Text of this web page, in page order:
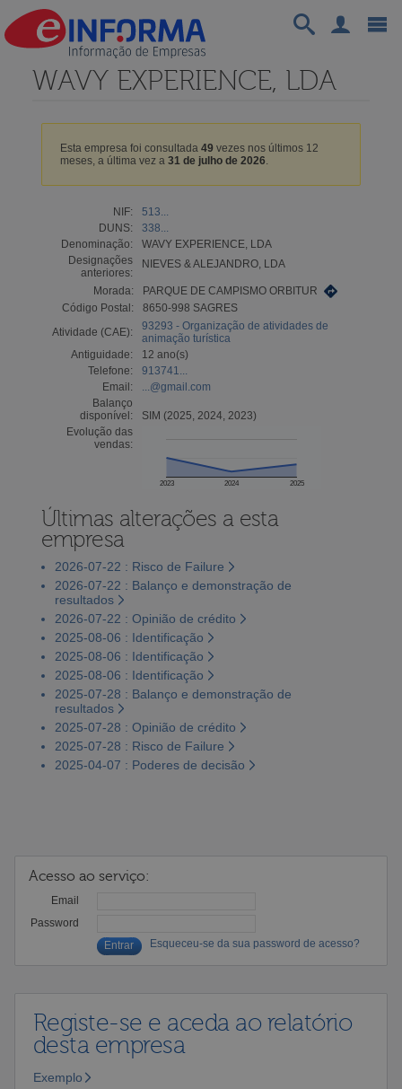
WAVY EXPERIENCE, LDA
Esta empresa foi consultada 49 vezes nos últimos 12
meses, a última vez a 31 de julho de 2026.
NIF:
513...
DUNS:
338...
Denominação:
WAVY EXPERIENCE, LDA
Designações
anteriores:
NIEVES & ALEJANDRO, LDA
Morada:
PARQUE DE CAMPISMO ORBITUR
Código Postal:
8650-998 SAGRES
Atividade (CAE):
93293 - Organização de atividades de
animação turística
Antiguidade:
12 ano(s)
Telefone:
913741...
Email:
...@gmail.com
Balanço
disponível:
SIM (2025, 2024, 2023)
Evolução das
vendas:
2023 2024 2025
Últimas alterações a esta
empresa
2026-07-22 : Risco de Failure
2026-07-22 : Balanço e demonstração de
resultados
2026-07-22 : Opinião de crédito
2025-08-06 : Identificação
2025-08-06 : Identificação
2025-08-06 : Identificação
2025-07-28 : Balanço e demonstração de
resultados
2025-07-28 : Opinião de crédito
2025-07-28 : Risco de Failure
2025-04-07 : Poderes de decisão
Acesso ao serviço:
Email
Password
Esqueceu-se da sua password de acesso?
Registe-se e aceda ao relatório
desta empresa
Exemplo